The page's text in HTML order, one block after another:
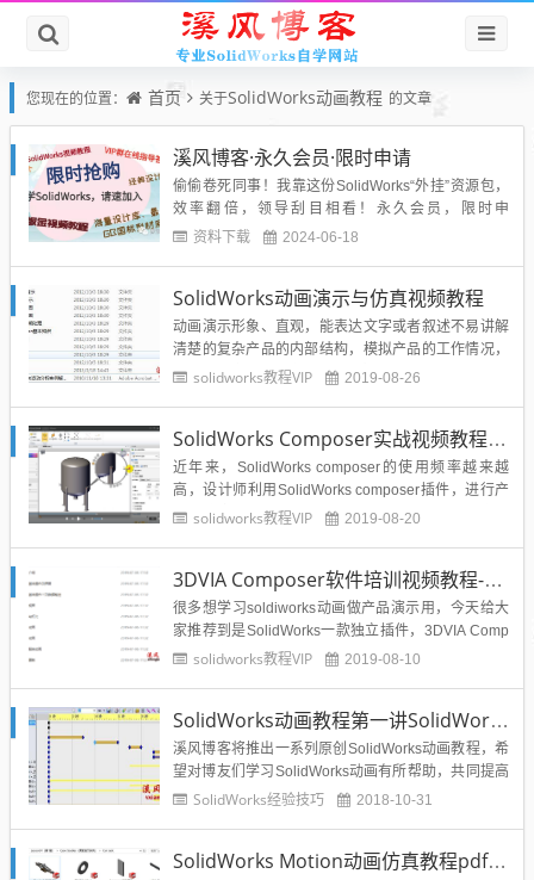
您现在的位置： 首页 关于SolidWorks动画教程 的文章
溪风博客·永久会员·限时申请
偷偷卷死同事！我靠这份SolidWorks“外挂”资源包，
效率翻倍，领导刮目相看！永久会员，限时申
请！！...
资料下载 2024-06-18
SolidWorks动画演示与仿真视频教程
动画演示形象、直观，能表达文字或者叙述不易讲解
清楚的复杂产品的内部结构，模拟产品的工作情况，
达到与非专业人士交流设计思想的目的。COSMOSM
度、加速度、作用力、反作用力和力矩等，并用动
画、图形、表格等多...
solidworks教程VIP 2019-08-26
SolidWorks Composer实战视频教程，让你的产品介绍生动形象
近年来，SolidWorks composer的使用频率越来越
高，设计师利用SolidWorks composer插件，进行产
品的渲染，动画的制作，让公司的产品展示产生交互
SolidWorks的基础设计的之上...
solidworks教程VIP 2019-08-20
3DVIA Composer软件培训视频教程-SolidWorks产品动画演示教程
很多想学习soldiworks动画做产品演示用，今天给大
家推荐到是SolidWorks一款独立插件，3DVIA Comp
oser的使用教程，相信学成之后做产品演示不成问
常适合初学者快速熟...
solidworks教程VIP 2019-08-10
SolidWorks动画教程第一讲SolidWorks运动算例教程
溪风博客将推出一系列原创SolidWorks动画教程，希
望对博友们学习SolidWorks动画有所帮助，共同提高
SolidWorks动画制作技巧。 运动算例是装配体模型
模型或...
SolidWorks经验技巧 2018-10-31
SolidWorks Motion动画仿真教程pdf版+模型源文件